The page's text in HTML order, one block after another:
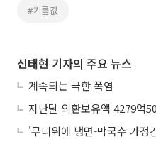
#기름값
신태현 기자의 주요 뉴스
계속되는 극한 폭염
지난달 외환보유액 4279억
'무더위에 냉면-막국수 가정